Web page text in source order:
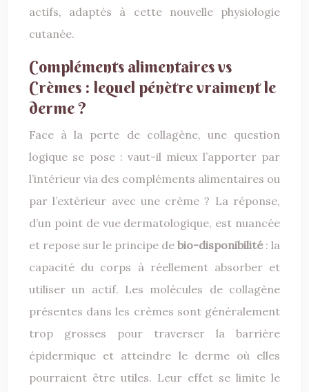
actifs, adaptés à cette nouvelle physiologie
cutanée.
Compléments alimentaires vs
Crèmes : lequel pénètre vraiment le
derme ?
Face à la perte de collagène, une question
logique se pose : vaut-il mieux l’apporter par
l’intérieur via des compléments alimentaires ou
par l’extérieur avec une crème ? La réponse,
d’un point de vue dermatologique, est nuancée
et repose sur le principe de bio-disponibilité : la
capacité du corps à réellement absorber et
utiliser un actif. Les molécules de collagène
présentes dans les crèmes sont généralement
trop grosses pour traverser la barrière
épidermique et atteindre le derme où elles
pourraient être utiles. Leur effet se limite le